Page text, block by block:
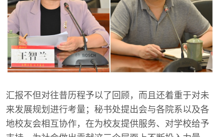
汇报不但对往昔历程予以了回顾，而且还着重于对未
来发展规划进行考量；秘书处提出会与各院系以及各
地校友会相互协作，在为校友提供服务、对学校给予